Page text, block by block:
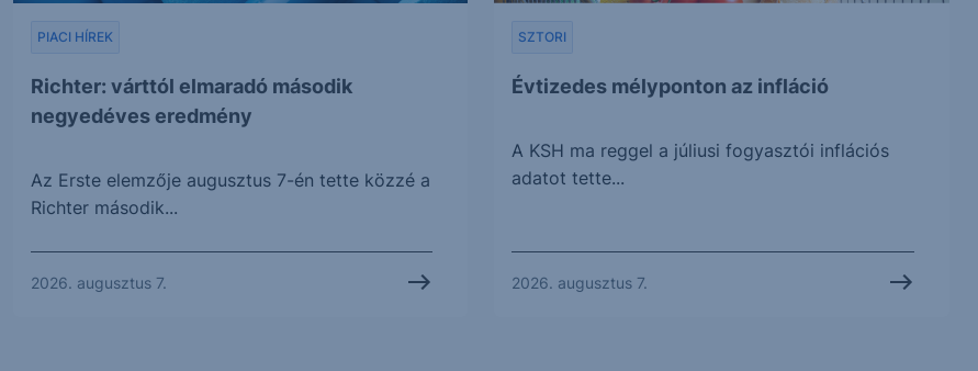
Richter: várttól elmaradó második
negyedéves eredmény
PIACI HÍREK
Az Erste elemzője augusztus 7-én tette közzé a
Richter második...
2026. augusztus 7.
Évtizedes mélyponton az infláció
SZTORI
A KSH ma reggel a júliusi fogyasztói inflációs
adatot tette...
2026. augusztus 7.